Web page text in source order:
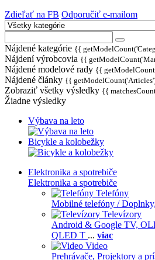
Zdieľať na FB Odporučiť e-mailom
Nájdené kategórie {{
Nájdení výrobcovia {{
Nájdené modelové rady {{
Nájdené články {{
Zobraziť všetky výsledky {{
Žiadne výsledky
Výbava na leto
Bicykle a kolobežky
Elektronika a spotrebiče
Elektronika a spotrebiče
Telefóny
Mobilné telefóny / Doplnky,
Televízory
Android & Google TV,
QLED T ... viac
Video
Prehrávače, Projektory a